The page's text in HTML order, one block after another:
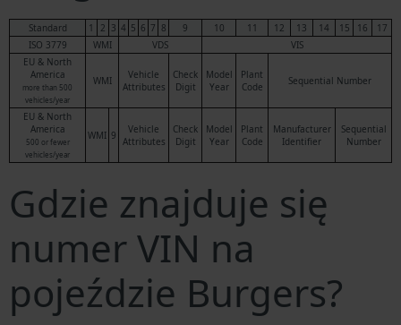
Standard 1 2 3 4 5 6 7 8 9 10 11 12 13 14 15 16
17
ISO 3779
WMI VDS
VIS
EU & North
America
more than 500
vehicles/year
WMI
Vehicle
Attributes
Check
Digit
Model
Year
Plant
Code
Sequential Number
EU & North
America
500 or fewer
vehicles/year
WMI 9
Vehicle
Attributes
Check
Digit
Model
Year
Plant
Code
Manufacturer
Identifier
Sequential
Number
Gdzie znajduje się
numer VIN na
pojeździe Burgers?